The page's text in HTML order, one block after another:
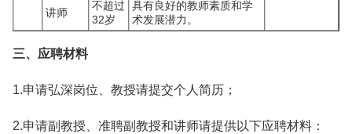
讲师
不超过
32岁
具有良好的教师素质和学
术发展潜力。
三、应聘材料
1.申请弘深岗位、教授请提交个人简历；
2.申请副教授、准聘副教授和讲师请提供以下应聘材料：